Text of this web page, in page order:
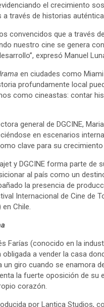
el crecimiento
a través de historias
convencidos que a través
nuestro cine se genera
expresó Manuel
en ciudades como
profundamente local
como cineastas: contar
general de DGCINE,
en escenarios
clave para su
y DGCINE forma parte
al país como un
la presencia de
Internacional de Cine de
en Chile.
Farías (conocido en la
obligada a vender la casa
un giro cuando se enamora
la fuerte oposición de su
corazón.
por Lantica Studios,